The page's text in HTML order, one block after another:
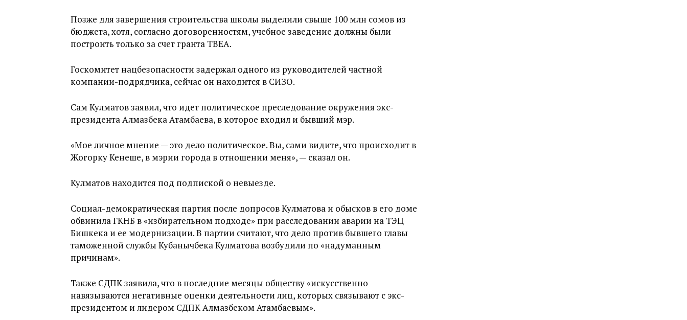
Позже для завершения строительства школы выделили свыше 100 млн сомов из
бюджета, хотя, согласно договоренностям, учебное заведение должны были
построить только за счет гранта TBEA.
Госкомитет нацбезопасности задержал одного из руководителей частной
компании-подрядчика, сейчас он находится в СИЗО.
Сам Кулматов заявил, что идет политическое преследование окружения экс-
президента Алмазбека Атамбаева, в которое входил и бывший мэр.
«Мое личное мнение — это дело политическое. Вы, сами видите, что происходит в
Жогорку Кенеше, в мэрии города в отношении меня», — сказал он.
Кулматов находится под подпиской о невыезде.
Социал-демократическая партия после допросов Кулматова и обысков в его доме
обвинила ГКНБ в «избирательном подходе» при расследовании аварии на ТЭЦ
Бишкека и ее модернизации. В партии считают, что дело против бывшего главы
таможенной службы Кубанычбека Кулматова возбудили по «надуманным
причинам».
Также СДПК заявила, что в последние месяцы обществу «искусственно
навязываются негативные оценки деятельности лиц, которых связывают с экс-
президентом и лидером СДПК Алмазбеком Атамбаевым».